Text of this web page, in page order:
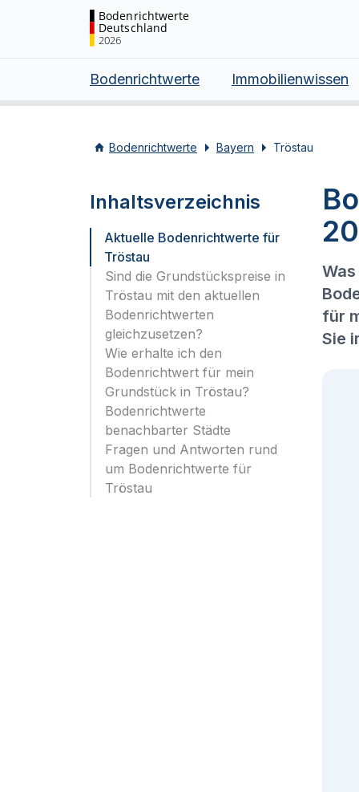
Bodenrichtwerte
Deutschland
2026
Bodenrichtwerte Immobilienwissen
Bodenrichtwerte Bayern Tröstau
Inhaltsverzeichnis
Aktuelle Bodenrichtwerte für
Tröstau
Sind die Grundstückspreise in
Tröstau mit den aktuellen
Bodenrichtwerten
gleichzusetzen?
Wie erhalte ich den
Bodenrichtwert für mein
Grundstück in Tröstau?
Bodenrichtwerte
benachbarter Städte
Fragen und Antworten rund
um Bodenrichtwerte für
Tröstau
für
Sie